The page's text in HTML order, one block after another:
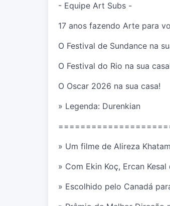
- Equipe Art Subs -
17 anos fazendo Arte para
O Festival de Sundance na
O Festival do Rio na sua
O Oscar 2026 na sua casa!
» Legenda: Durenkian
» Um filme de Alireza
» Com Ekin Koç, Ercan
» Escolhido pelo Canadá